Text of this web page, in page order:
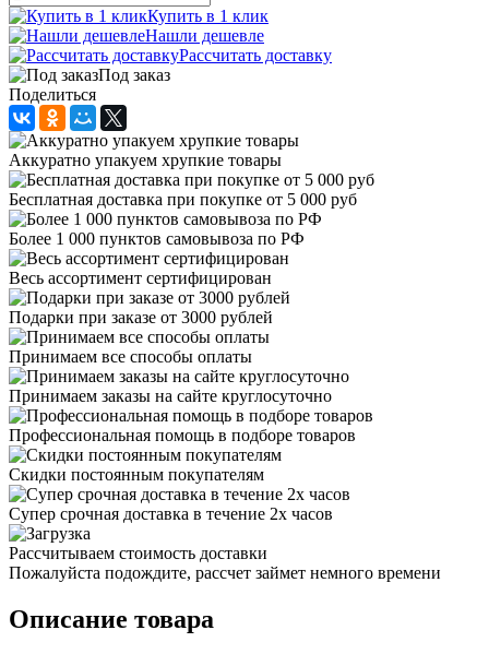
Купить в 1 клик
Нашли дешевле
Рассчитать доставку
Под заказ
Поделиться
Аккуратно упакуем хрупкие товары
Бесплатная доставка при покупке от 5 000 руб
Более 1 000 пунктов самовывоза по РФ
Весь ассортимент сертифицирован
Подарки при заказе от 3000 рублей
Принимаем все способы оплаты
Принимаем заказы на сайте круглосуточно
Профессиональная помощь в подборе товаров
Скидки постоянным покупателям
Супер срочная доставка в течение 2х часов
Рассчитываем стоимость доставки
Пожалуйста подождите, рассчет займет немного времени
Описание товара